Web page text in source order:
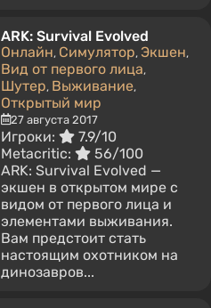
ARK: Survival Evolved
Онлайн, Симулятор, Экшен,
Вид от первого лица,
Шутер, Выживание,
Открытый мир
27 августа 2017
Игроки:
7.9/10
Metacritic:
56/100
ARK: Survival Evolved —
экшен в открытом мире с
видом от первого лица и
элементами выживания.
Вам предстоит стать
настоящим охотником на
динозавров...